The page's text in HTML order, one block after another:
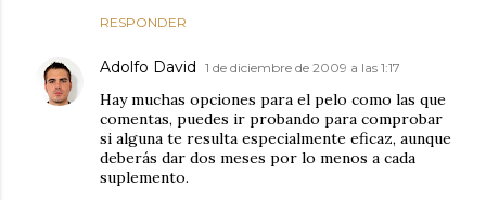
RESPONDER
Adolfo David 1 de diciembre de 2009 a las 1:17
Hay muchas opciones para el pelo como las que
comentas, puedes ir probando para comprobar
si alguna te resulta especialmente eficaz, aunque
deberás dar dos meses por lo menos a cada
suplemento.